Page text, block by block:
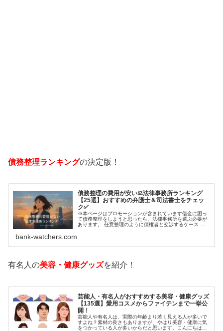
債務整理ランキングの決定版！
債務整理の費用が安い⚖️法律事務所ランキング
【25選】おすすめの弁護士＆司法書士をチェッ
ク✅
※本ページはプロモーションが含まれています借金に困っ
て債務整理をしようと思ったら、法律事務所を選ぶ必要が
あります。 任意整理のように債権者と交渉するケース 自
bank-watchers.com
有名人の美容・健康グッズを紹介！
芸能人・有名人がおすすめする美容・健康グッズ
【135選】愛用コスメからファイテンまで一挙公
開！
芸能人や有名人は、実際の年齢より若く見える人が多いで
すよね？素材の良さもありますが、やはり美容・健康に気
をつかっている人が多いからだと思います。こんにちは！